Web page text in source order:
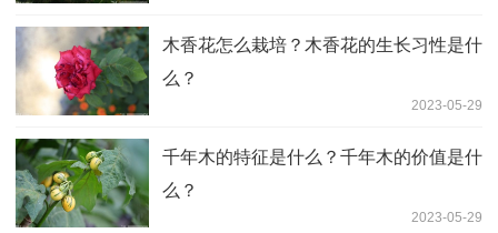
木香花怎么栽培？木香花的生长习性是什
么？
2023-05-29
千年木的特征是什么？千年木的价值是什
么？
2023-05-29